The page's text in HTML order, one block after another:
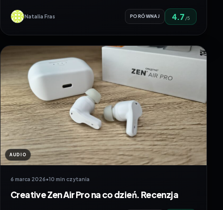
Natalia Fras PORÓWNAJ 4.7 /5
AUDIO
6 marca 2026•10 min czytania
Creative Zen Air Pro na co dzień. Recenzja